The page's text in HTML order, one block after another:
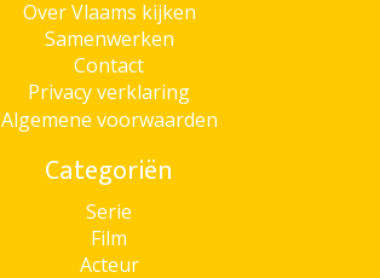
Over Vlaams kijken
Samenwerken
Contact
Privacy verklaring
Algemene voorwaarden
Categoriën
Serie
Film
Acteur